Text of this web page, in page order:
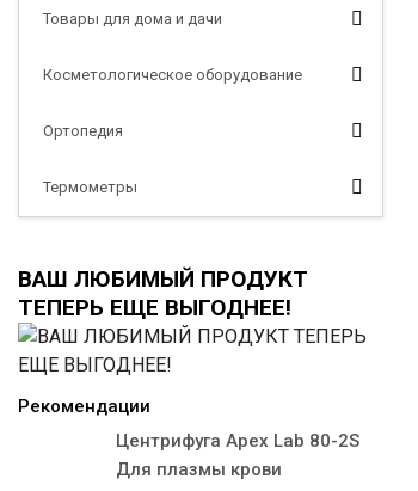
Товары для дома и дачи
Косметологическое оборудование
Ортопедия
Термометры
ВАШ ЛЮБИМЫЙ ПРОДУКТ
ТЕПЕРЬ ЕЩЕ ВЫГОДНЕЕ!
Рекомендации
Центрифуга Apex Lab 80-2S
Для плазмы крови